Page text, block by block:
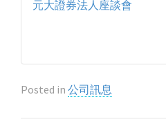
元大證券法人座談會
Posted in 公司訊息